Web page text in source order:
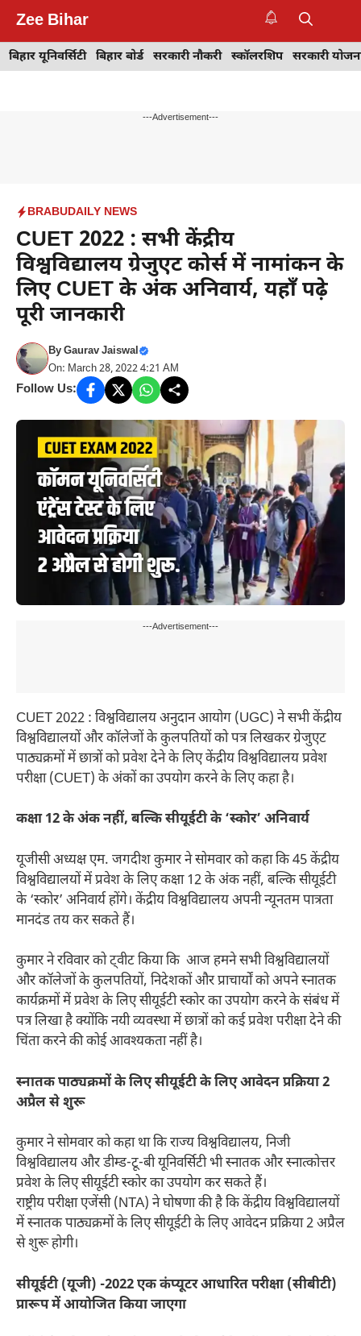
content
Zee Bihar
बिहार यूनिवर्सिटी बिहार बोर्ड सरकारी नौकरी स्कॉलरशिप सरकारी
---Advertisement---
BRABUDAILY NEWS
CUET 2022 : सभी केंद्रीय
विश्वविद्यालय ग्रेजुएट कोर्स में नामांकन के
लिए CUET के अंक अनिवार्य, यहाँ पढ़े
पूरी जानकारी
ByGaurav Jaiswal
On: March 28, 2022 4:21 AM
Follow Us:
---Advertisement---
CUET 2022 : विश्वविद्यालय अनुदान आयोग (UGC) ने सभी केंद्रीय
विश्वविद्यालयों और कॉलेजों के कुलपतियों को पत्र लिखकर ग्रेजुएट
पाठ्यक्रमों में छात्रों को प्रवेश देने के लिए केंद्रीय विश्वविद्यालय प्रवेश
परीक्षा (CUET) के अंकों का उपयोग करने के लिए कहा है।
कक्षा 12 के अंक नहीं, बल्कि सीयूईटी के ‘स्कोर’ अनिवार्य
यूजीसी अध्यक्ष एम. जगदीश कुमार ने सोमवार को कहा कि 45 केंद्रीय
विश्वविद्यालयों में प्रवेश के लिए कक्षा 12 के अंक नहीं, बल्कि सीयूईटी
के ‘स्कोर’ अनिवार्य होंगे। केंद्रीय विश्वविद्यालय अपनी न्यूनतम पात्रता
मानदंड तय कर सकते हैं।
कुमार ने रविवार को ट्वीट किया कि आज हमने सभी विश्वविद्यालयों
और कॉलेजों के कुलपतियों, निदेशकों और प्राचार्यों को अपने स्नातक
कार्यक्रमों में प्रवेश के लिए सीयूईटी स्कोर का उपयोग करने के संबंध में
पत्र लिखा है क्योंकि नयी व्यवस्था में छात्रों को कई प्रवेश परीक्षा देने की
चिंता करने की कोई आवश्यकता नहीं है।
स्नातक पाठ्यक्रमों के लिए सीयूईटी के लिए आवेदन प्रक्रिया 2
अप्रैल से शुरू
कुमार ने सोमवार को कहा था कि राज्य विश्वविद्यालय, निजी
विश्वविद्यालय और डीम्ड-टू-बी यूनिवर्सिटी भी स्नातक और स्नात्कोत्तर
प्रवेश के लिए सीयूईटी स्कोर का उपयोग कर सकते हैं।
राष्ट्रीय परीक्षा एजेंसी (NTA) ने घोषणा की है कि केंद्रीय विश्वविद्यालयों
में स्नातक पाठ्यक्रमों के लिए सीयूईटी के लिए आवेदन प्रक्रिया 2 अप्रैल
से शुरू होगी।
सीयूईटी (यूजी) -2022 एक कंप्यूटर आधारित परीक्षा (सीबीटी)
प्रारूप में आयोजित किया जाएगा